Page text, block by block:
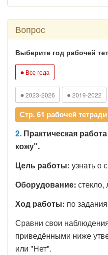
Вопрос
Выберите год рабочей
● Все года
● 2023-2026 ● 2019-2022
Стр. 61 рабочей
2. Практическая
кожу".
Цель работы: узнать о
Оборудование: стекло,
Ход работы: по
Сравни свои
приведёнными ниже
или "Нет".